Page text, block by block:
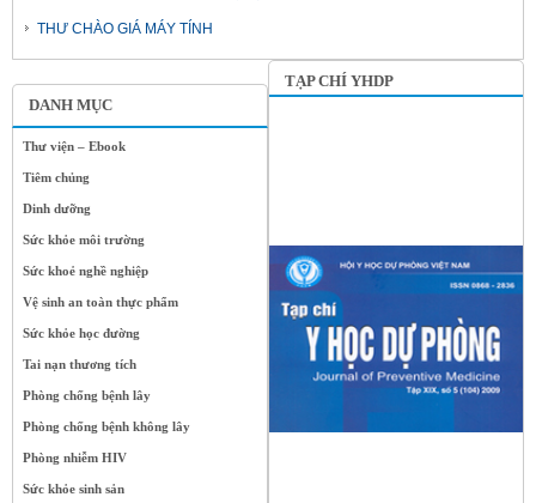
DANH MỤC
Thư viện – Ebook
Tiêm chủng
Dinh dưỡng
Sức khỏe môi trường
Sức khoẻ nghề nghiệp
Vệ sinh an toàn thực phẩm
Sức khỏe học đường
Tai nạn thương tích
Phòng chống bệnh lây
Phòng chống bệnh không lây
Phòng nhiễm HIV
Sức khỏe sinh sản
THƯ CHÀO GIÁ MÁY TÍNH
TẠP CHÍ YHDP